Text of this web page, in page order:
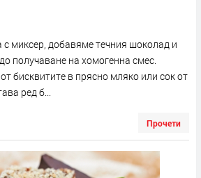
миксер, добавяме течния шоколад и
получаване на хомогенна смес.
бисквитите в прясно мляко или сок от
ред б...
Прочети